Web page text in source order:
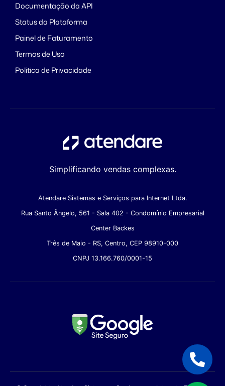
Documentação da API
Status da Plataforma
Painel de Faturamento
Termos de Uso
Politica de Privacidade
Simplificando vendas complexas.
Atendare Sistemas e Serviços para Internet Ltda.
Rua Santo Ângelo, 561 - Sala 402 - Condomínio Empresarial
Center Backes
Três de Maio - RS, Centro, CEP 98910-000
CNPJ 13.166.760/0001-15